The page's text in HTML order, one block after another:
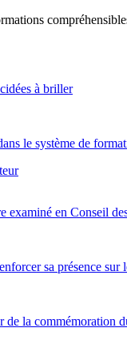
à briller
le système de
examiné en Conseil
sa présence sur
de la commémoration